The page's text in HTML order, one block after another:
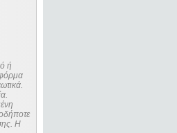
ή
Η